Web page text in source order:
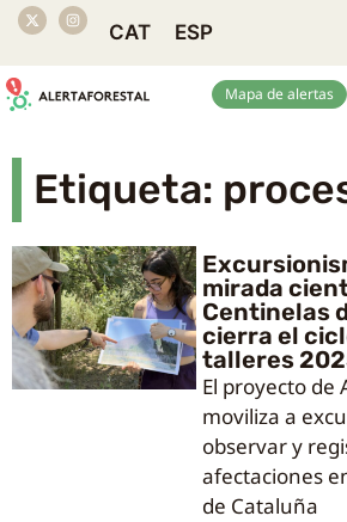
CAT ESP
Mapa de alertas
Etiqueta:
mirada
Centinelas
cierra el
talleres
El proyecto de
moviliza a
observar y
afectaciones
de Cataluña